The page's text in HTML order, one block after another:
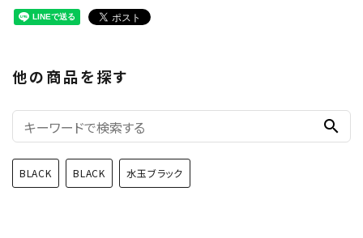
他の商品を探す
search
BLACK BLACK 水玉ブラック